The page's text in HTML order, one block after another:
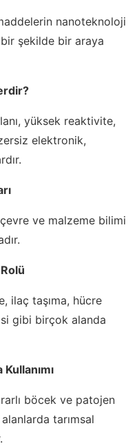
nanoteknoloji
şekilde bir araya
yüksek reaktivite,
elektronik,
ve malzeme bilimi
ilaç taşıma, hücre
gibi birçok alanda
böcek ve patojen
tarımsal